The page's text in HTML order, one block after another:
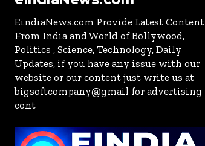
EindiaNews.com Provide Latest Content
From India and World of Bollywood,
Politics , Science, Technology, Daily
Updates, if you have any issue with our
website or our content just write us at
bigsoftcompany@gmail for advertising
cont